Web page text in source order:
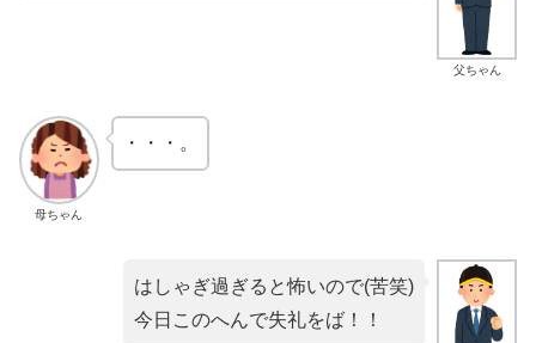
父ちゃん
母ちゃん
・・・。
はしゃぎ過ぎると怖いので(苦笑)
今日このへんで失礼をば！！